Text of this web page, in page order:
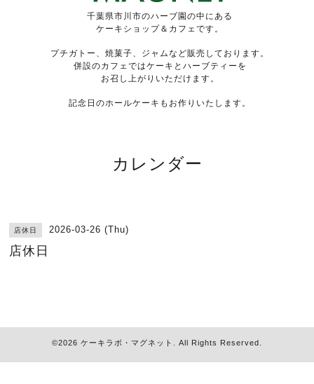
千葉県市川市のハーブ園の中にある
ケーキショップ＆カフェです。
プチガトー、焼菓子、ジャムなど販売しております。
併設のカフェではケーキとハーブティーを
お召し上がりいただけます。
記念日のホールケーキもお作りいたします。
カレンダー
店休日 2026-03-26 (Thu)
店休日
©2026 ケーキラボ・マグネット . All Rights Reserved.